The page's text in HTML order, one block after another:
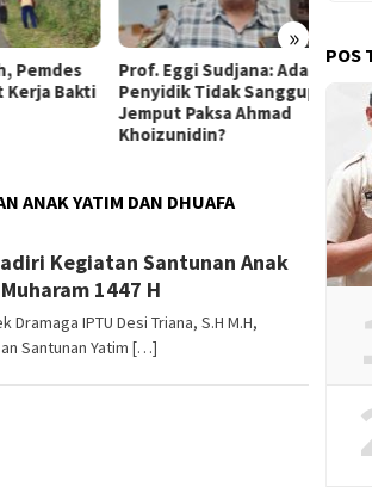
»
Bakti
Prof. Eggi Sudjana: Ada Apa
Penyidik Tidak Sanggup
Jemput Paksa Ahmad
Khoizunidin?
ANAK YATIM DAN DHUAFA
Kegiatan Santunan Anak
1447 H
IPTU Desi Triana, S.H M.H,
Santunan Yatim […]
POS